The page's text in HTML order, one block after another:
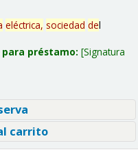
eléctrica, sociedad del
préstamo: Signatura
carrito